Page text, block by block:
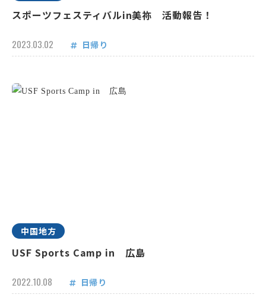
スポーツフェスティバルin美祢 活動報告！
2023.03.02 日帰り
中国地方
USF Sports Camp in 広島
2022.10.08 日帰り